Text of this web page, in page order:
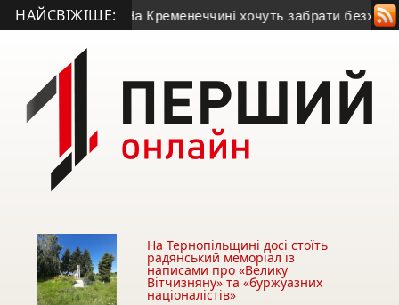
НАЙСВІЖІШЕ:
Тернополі • На Кременеччині хочуть забрати безхазяйну
На Тернопільщині досі стоїть
радянський меморіал із
написами про «Велику
Вітчизняну» та «буржуазних
націоналістів»